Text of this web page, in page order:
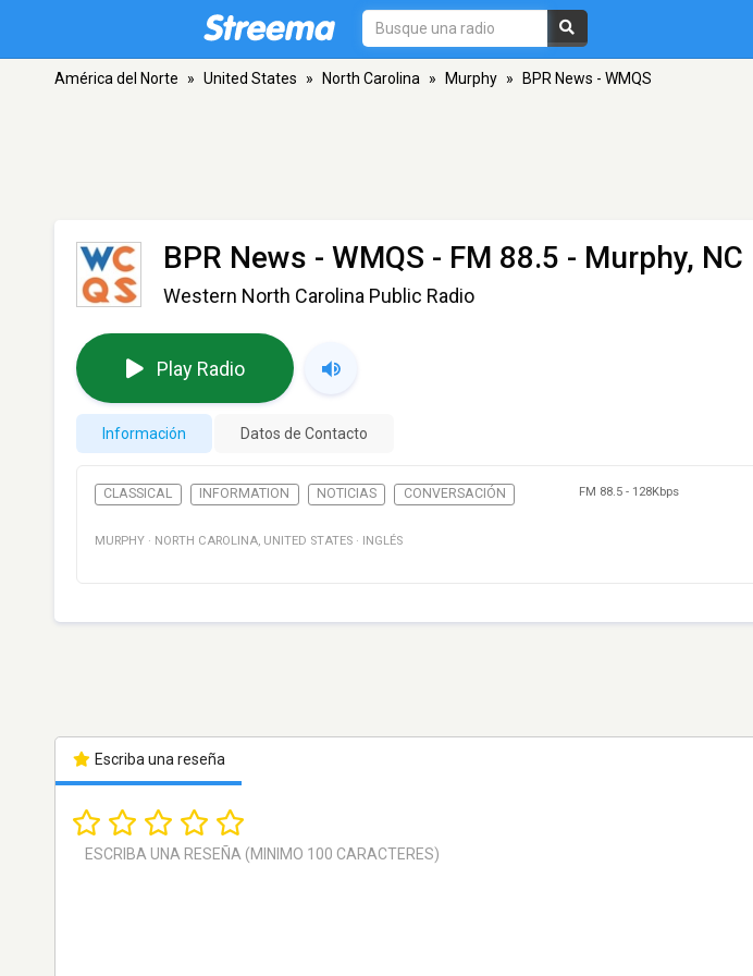
América del Norte » United States » North Carolina » Murphy » BPR News - WMQS
BPR News - WMQS - FM 88.5 - Murphy, NC
Western North Carolina Public Radio
Play Radio
Información Datos de Contacto
CLASSICAL INFORMATION NOTICIAS CONVERSACIÓN FM 88.5 - 128Kbps
MURPHY · NORTH CAROLINA, UNITED STATES · INGLÉS
Escriba una reseña